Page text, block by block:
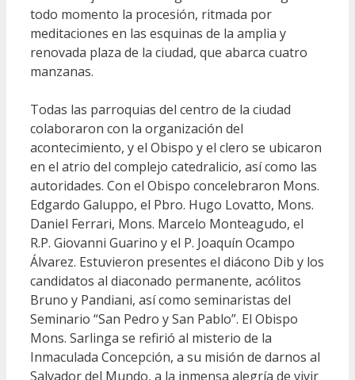
todo momento la procesión, ritmada por
meditaciones en las esquinas de la amplia y
renovada plaza de la ciudad, que abarca cuatro
manzanas.
Todas las parroquias del centro de la ciudad
colaboraron con la organización del
acontecimiento, y el Obispo y el clero se ubicaron
en el atrio del complejo catedralicio, así como las
autoridades. Con el Obispo concelebraron Mons.
Edgardo Galuppo, el Pbro. Hugo Lovatto, Mons.
Daniel Ferrari, Mons. Marcelo Monteagudo, el
R.P. Giovanni Guarino y el P. Joaquín Ocampo
Álvarez. Estuvieron presentes el diácono Dib y los
candidatos al diaconado permanente, acólitos
Bruno y Pandiani, así como seminaristas del
Seminario “San Pedro y San Pablo”. El Obispo
Mons. Sarlinga se refirió al misterio de la
Inmaculada Concepción, a su misión de darnos al
Salvador del Mundo, a la inmensa alegría de vivir